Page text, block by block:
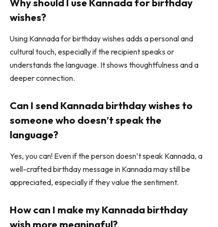
Why should I use Kannada for birthday
wishes?
Using Kannada for birthday wishes adds a personal and
cultural touch, especially if the recipient speaks or
understands the language. It shows thoughtfulness and a
deeper connection.
Can I send Kannada birthday wishes to
someone who doesn’t speak the
language?
Yes, you can! Even if the person doesn’t speak Kannada, a
well-crafted birthday message in Kannada may still be
appreciated, especially if they value the sentiment.
How can I make my Kannada birthday
wish more meaningful?